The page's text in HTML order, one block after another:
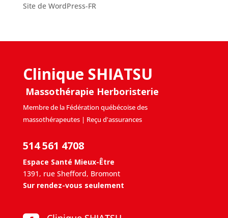
Site de WordPress-FR
Clinique SHIATSU
Massothérapie Herboristerie
Membre de la Fédération québécoise des
massothérapeutes | Reçu d'assurances
514 561 4708
Espace Santé Mieux-Être
1391, rue Shefford, Bromont
Sur rendez-vous seulement